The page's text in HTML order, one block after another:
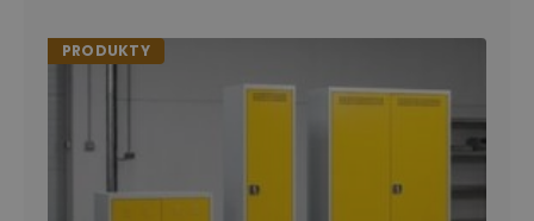
PRODUKTY